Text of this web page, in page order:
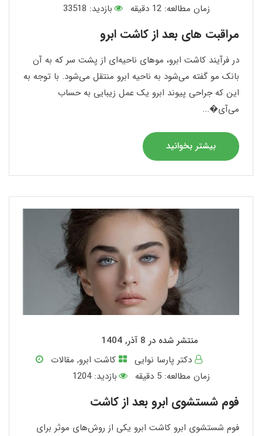
زمان مطالعه: 12 دقیقه بازدید: 33518
مراقبت ‌های بعد از کاشت ابرو
در فرآیند کاشت ابرو، موهای ناحیه‌ای از پشت سر که به آن
بانک مو گفته می‌شود به ناحیه ابرو منتقل می‌شود. با توجه به
این که جراحی پیوند ابرو یک عمل زیبایی به حساب
می‌آی�...
بیشتر بخوانید
منتشر شده در 8 آذر, 1404
دکتر پارسا نوایی
کاشت ابرو, مقالات
زمان مطالعه: 5 دقیقه بازدید: 1204
فوم شستشوی ابرو بعد از کاشت
فوم شستشوی ابرو کاشت ابرو یکی از روش‌های موثر برای